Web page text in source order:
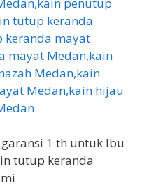
1 th untuk Ibu
tutup keranda